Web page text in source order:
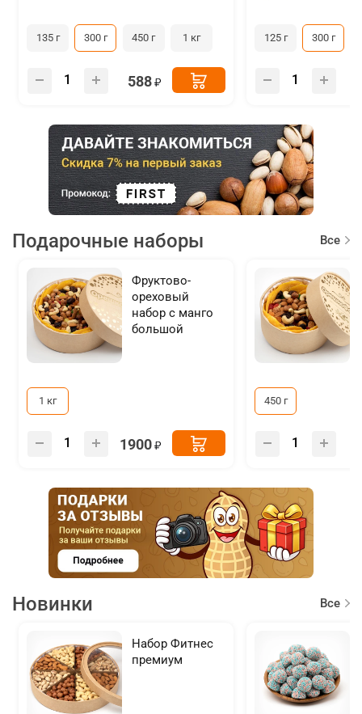
135 г 300 г 450 г 1 кг
588
125 г 300 г
Подарочные наборы
Все
Фруктово-
ореховый
набор с манго
большой
1 кг
1900
450 г
Новинки
Все
Набор Фитнес
премиум